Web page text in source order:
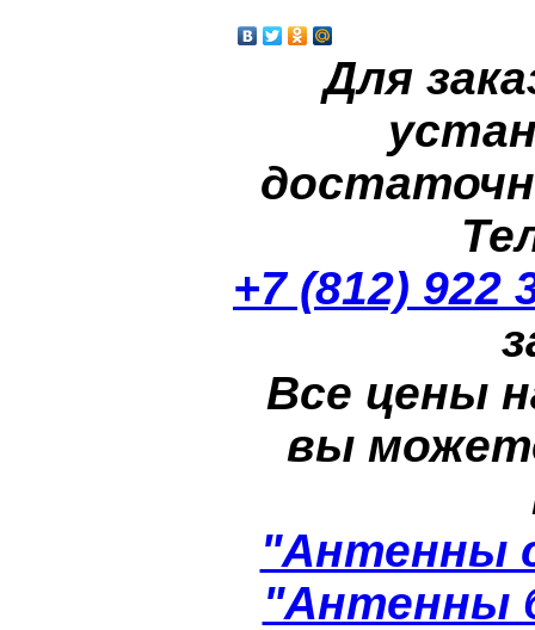
Для
+7 (812) 922
Все цены
вы
"Антенны
"Антенны